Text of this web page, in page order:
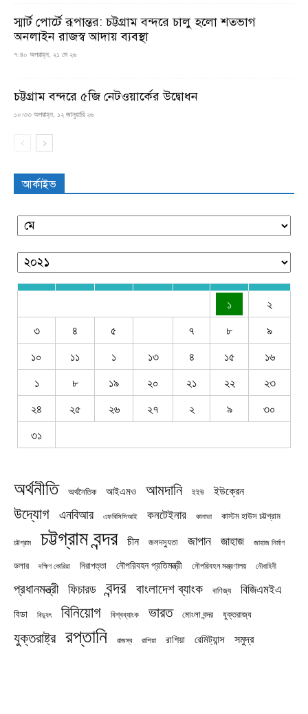
স্মার্ট পোর্টে রূপান্তর: চট্টগ্রাম বন্দরে চালু হলো শতভাগ
অনলাইন রাজস্ব আদায় ব্যবস্থা
৭:৪০ অপরাহ্ন, ২১ মে ২৬
চট্টগ্রাম বন্দরে ৫জি নেটওয়ার্কের উদ্বোধন
১০:৩৩ অপরাহ্ন, ১২ জানুয়ারি ২৬
আর্কাইভ
১
২
৩
৪ ৫ ৭ ৮
৯
১০
১১ ১ ১৩ ৪ ১৫
১৬
১
৮ ১৯ ২০ ২১ ২২
২৩
২৪
২৫ ২৬ ২৭ ২ ৯
৩০
৩১
অর্থনীতি অর্থনৈতিক আইএমও আমদানি ইইউ ইউক্রেন
উদ্যোগ এনবিআর এফবিসিসিআই কনটেইনার কানাডা কাস্টম হাউস চট্টগ্রাম
চট্টগ্রাম চট্টগ্রাম বন্দর চীন জলদস্যুতা জাপান জাহাজ জাহাজ নির্মাণ
ডলার দক্ষিণ কোরিয়া নিরাপত্তা নৌপরিবহন প্রতিমন্ত্রী নৌপরিবহন মন্ত্রণালয় নৌবাহিনী
প্রধানমন্ত্রী ফিচারড বন্দর বাংলাদেশ ব্যাংক বাণিজ্য বিজিএমইএ
বিডা বিদ্যুৎ বিনিয়োগ বিশ্বব্যাংক ভারত মোংলা বন্দর যুক্তরাজ্য
যুক্তরাষ্ট্র রপ্তানি রাজস্ব রাশিয়া রাশিয়া রেমিট্যান্স সমুদ্র